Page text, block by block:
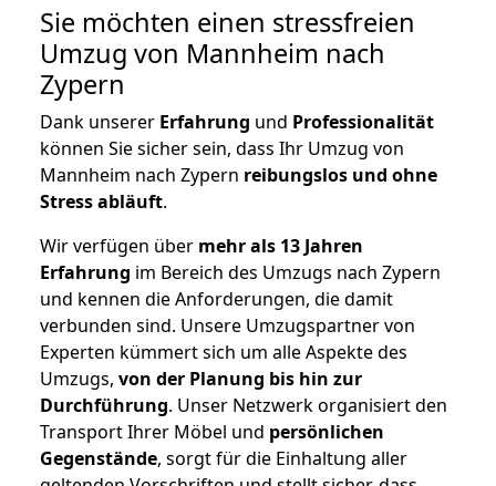
Sie möchten einen stressfreien
Umzug von Mannheim nach
Zypern
Dank unserer Erfahrung und Professionalität
können Sie sicher sein, dass Ihr Umzug von
Mannheim nach Zypern reibungslos und ohne
Stress abläuft.
Wir verfügen über mehr als 13 Jahren
Erfahrung im Bereich des Umzugs nach Zypern
und kennen die Anforderungen, die damit
verbunden sind. Unsere Umzugspartner von
Experten kümmert sich um alle Aspekte des
Umzugs, von der Planung bis hin zur
Durchführung. Unser Netzwerk organisiert den
Transport Ihrer Möbel und persönlichen
Gegenstände, sorgt für die Einhaltung aller